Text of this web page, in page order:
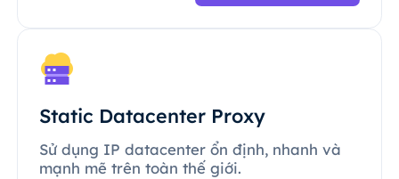
Static Datacenter Proxy
Sử dụng IP datacenter ổn định, nhanh và
mạnh mẽ trên toàn thế giới.